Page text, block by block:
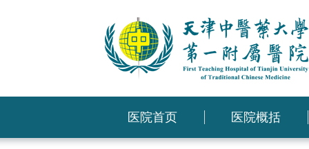
医院首页 医院概括